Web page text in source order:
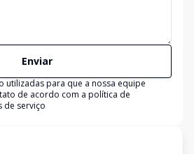
Enviar
utilizadas para que a nossa equipe
de acordo com a política de
de serviço